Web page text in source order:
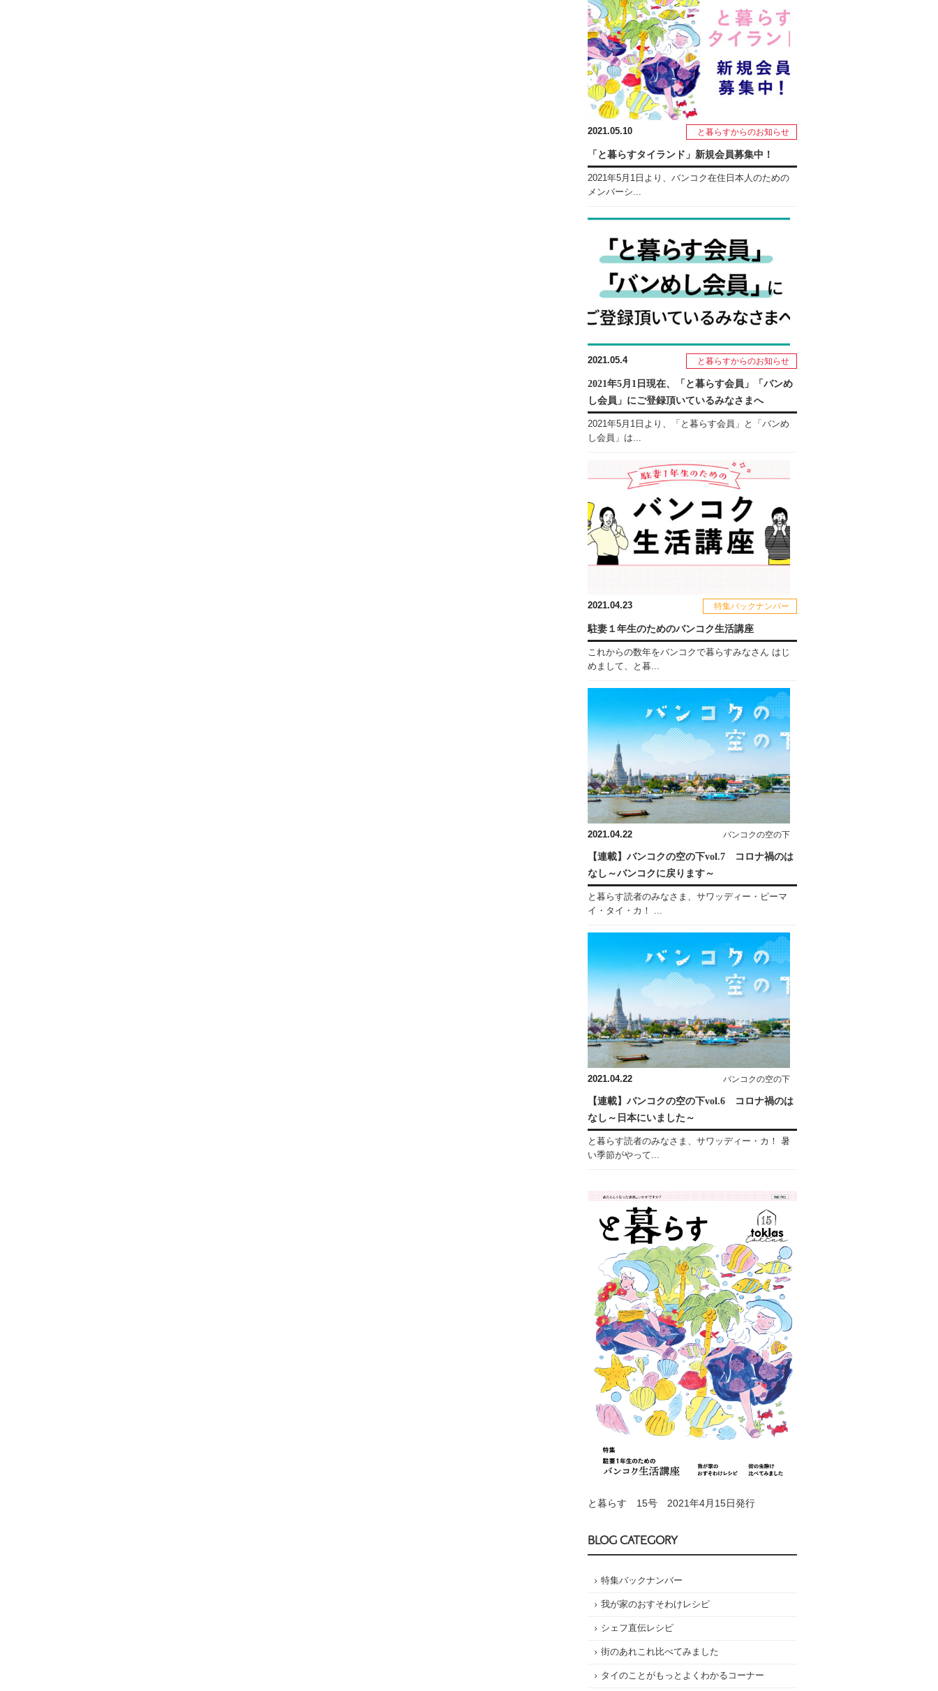
2021.05.10 と暮らすからのお知らせ
「と暮らすタイランド」新規会員募集中！
2021年5月1日より、バンコク在住日本人のための
メンバーシ...
2021.05.4 と暮らすからのお知らせ
2021年5月1日現在、「と暮らす会員」「バンめ
し会員」にご登録頂いているみなさまへ
2021年5月1日より、「と暮らす会員」と「バンめ
し会員」は...
2021.04.23 特集バックナンバー
駐妻１年生のためのバンコク生活講座
これからの数年をバンコクで暮らすみなさん はじ
めまして、と暮...
2021.04.22 バンコクの空の下
【連載】バンコクの空の下vol.7 コロナ禍のは
なし～バンコクに戻ります～
と暮らす読者のみなさま、サワッディー・ピーマ
イ・タイ・カ！ ...
2021.04.22 バンコクの空の下
【連載】バンコクの空の下vol.6 コロナ禍のは
なし～日本にいました～
と暮らす読者のみなさま、サワッディー・カ！ 暑
い季節がやって...
と暮らす 15号 2021年4月15日発行
BLOG CATEGORY
特集バックナンバー
我が家のおすそわけレシピ
シェフ直伝レシピ
街のあれこれ比べてみました
タイのことがもっとよくわかるコーナー